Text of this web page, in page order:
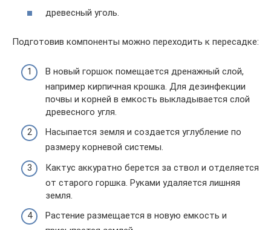
древесный уголь.
Подготовив компоненты можно переходить к пересадке:
В новый горшок помещается дренажный слой,
например кирпичная крошка. Для дезинфекции
почвы и корней в емкость выкладывается слой
древесного угля.
Насыпается земля и создается углубление по
размеру корневой системы.
Кактус аккуратно берется за ствол и отделяется
от старого горшка. Руками удаляется лишняя
земля.
Растение размещается в новую емкость и